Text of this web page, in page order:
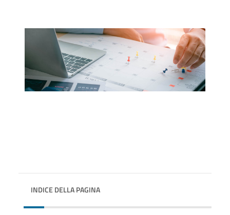
INDICE DELLA PAGINA